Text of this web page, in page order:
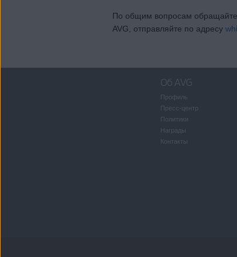
По общим вопросам
AVG, отправляйте по адресу
Об AVG
Профиль
Пресс-центр
Политики
Награды
Контакты